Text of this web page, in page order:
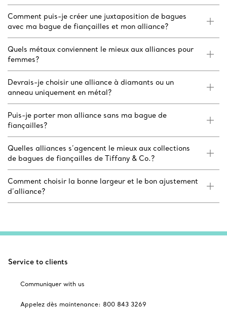
Comment puis-je créer une juxtaposition de bagues
avec ma bague de fiançailles et mon alliance?
Quels métaux conviennent le mieux aux alliances pour
femmes?
Devrais-je choisir une alliance à diamants ou un
anneau uniquement en métal?
Puis-je porter mon alliance sans ma bague de
fiançailles?
Quelles alliances s’agencent le mieux aux collections
de bagues de fiançailles de Tiffany & Co.?
Comment choisir la bonne largeur et le bon ajustement
d’alliance?
Service to clients
Communiquer with us
Appelez dès maintenance: 800 843 3269